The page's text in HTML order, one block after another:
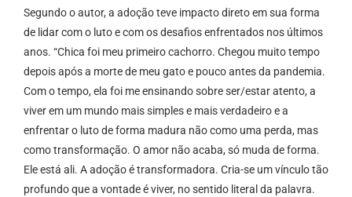
Segundo o autor, a adoção teve impacto direto em sua forma
de lidar com o luto e com os desafios enfrentados nos últimos
anos. “Chica foi meu primeiro cachorro. Chegou muito tempo
depois após a morte de meu gato e pouco antes da pandemia.
Com o tempo, ela foi me ensinando sobre ser/estar atento, a
viver em um mundo mais simples e mais verdadeiro e a
enfrentar o luto de forma madura não como uma perda, mas
como transformação. O amor não acaba, só muda de forma.
Ele está ali. A adoção é transformadora. Cria-se um vínculo tão
profundo que a vontade é viver, no sentido literal da palavra.